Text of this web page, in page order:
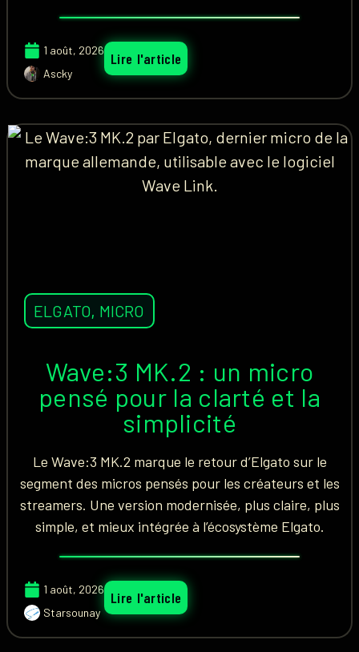
1 août, 2026
Ascky
Lire l'article
ELGATO, MICRO
Wave:3 MK.2 : un micro
pensé pour la clarté et la
simplicité
Le Wave:3 MK.2 marque le retour d’Elgato sur le
segment des micros pensés pour les créateurs et les
streamers. Une version modernisée, plus claire, plus
simple, et mieux intégrée à l’écosystème Elgato.
1 août, 2026
Starsounay
Lire l'article